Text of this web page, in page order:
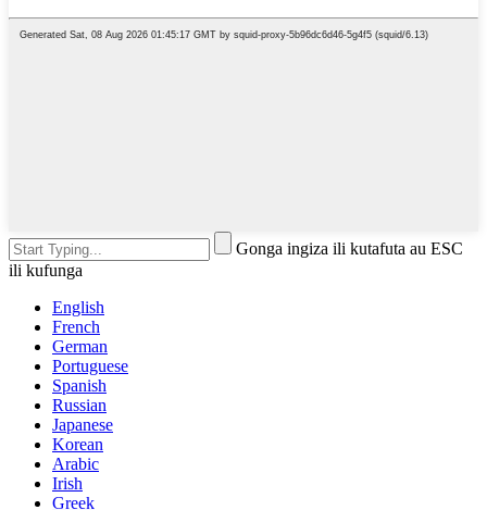
Gonga ingiza ili kutafuta au ESC
ili kufunga
English
French
German
Portuguese
Spanish
Russian
Japanese
Korean
Arabic
Irish
Greek